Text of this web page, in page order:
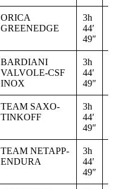
ORICA
GREENEDGE
3h
44′
49″
BARDIANI
VALVOLE-CSF
INOX
3h
44′
49″
TEAM SAXO-
TINKOFF
3h
44′
49″
TEAM NETAPP-
ENDURA
3h
44′
49″